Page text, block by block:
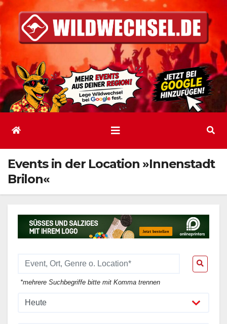
Inhalt
springen
Events in der Location »Innenstadt
Brilon«
*mehrere Suchbegriffe bitte mit Komma trennen